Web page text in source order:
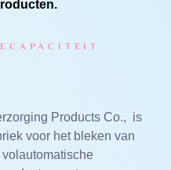
Products Co., is
voor het bleken van